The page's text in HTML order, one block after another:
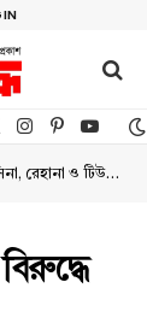
(Twitter)
Instagram
Pinterest
ও টিউলিপের বিরুদ্ধে মামলার রায় ১ ডিসেম্বর